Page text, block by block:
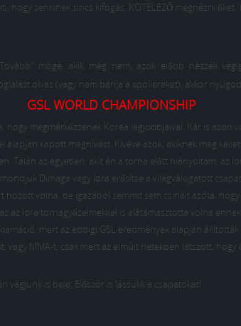
hogy senkinek sincs kifogás, KÖTELEZŐ megnézni őket.:)
mögé, akik még nem, azok előbb nézzék
olvas (vagy nem bánja a spoilereket), akkor
GSL WORLD CHAMPIONSHIP
hogy megmérkőzzenek Korea legjobbjaival. Kár is azon
kapott meghívást. Kivéve azok, akiknek meg
Talán az egyetlen, akit én a torna előtt hiányoltam, az
Dimaga vagy Idra erősítse a világválogatott
volna, de igazából semmit sem csinált azóta,
az Idra tornagyőzelmekkel is alátámasztotta volna
mert az eddigi GSL eredmények alapján
vagy MMA-t, csak mert az elmúlt hetekben látszott,
vágjunk is bele. Először is lássukk a csapatokat!